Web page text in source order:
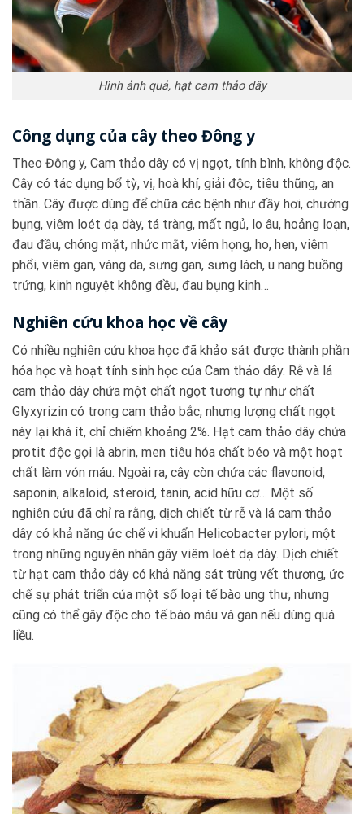
Hình ảnh quả, hạt cam thảo dây
Công dụng của cây theo Đông y
Theo Đông y, Cam thảo dây có vị ngọt, tính bình, không độc.
Cây có tác dụng bổ tỳ, vị, hoà khí, giải độc, tiêu thũng, an
thần. Cây được dùng để chữa các bệnh như đầy hơi, chướng
bụng, viêm loét dạ dày, tá tràng, mất ngủ, lo âu, hoảng loạn,
đau đầu, chóng mặt, nhức mắt, viêm họng, ho, hen, viêm
phổi, viêm gan, vàng da, sưng gan, sưng lách, u nang buồng
trứng, kinh nguyệt không đều, đau bụng kinh…
Nghiên cứu khoa học về cây
Có nhiều nghiên cứu khoa học đã khảo sát được thành phần
hóa học và hoạt tính sinh học của Cam thảo dây. Rễ và lá
cam thảo dây chứa một chất ngọt tương tự như chất
Glyxyrizin có trong cam thảo bắc, nhưng lượng chất ngọt
này lại khá ít, chỉ chiếm khoảng 2%. Hạt cam thảo dây chứa
protit độc gọi là abrin, men tiêu hóa chất béo và một hoạt
chất làm vón máu. Ngoài ra, cây còn chứa các flavonoid,
saponin, alkaloid, steroid, tanin, acid hữu cơ… Một số
nghiên cứu đã chỉ ra rằng, dịch chiết từ rễ và lá cam thảo
dây có khả năng ức chế vi khuẩn Helicobacter pylori, một
trong những nguyên nhân gây viêm loét dạ dày. Dịch chiết
từ hạt cam thảo dây có khả năng sát trùng vết thương, ức
chế sự phát triển của một số loại tế bào ung thư, nhưng
cũng có thể gây độc cho tế bào máu và gan nếu dùng quá
liều.